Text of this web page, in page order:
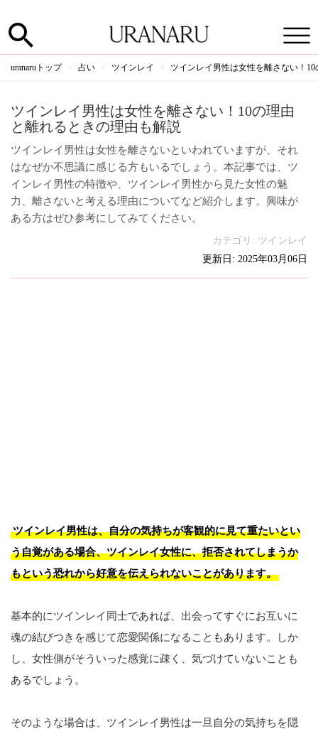
uranaruトップ 占い ツインレイ ツインレイ男性は女性を離さない！
ツインレイ男性は女性を離さない！10の理由
と離れるときの理由も解説
ツインレイ男性は女性を離さないといわれていますが、それ
はなぜか不思議に感じる方もいるでしょう。本記事では、ツ
インレイ男性の特徴や、ツインレイ男性から見た女性の魅
力、離さないと考える理由についてなど紹介します。興味が
ある方はぜひ参考にしてみてください。
カテゴリ: ツインレイ
更新日: 2025年03月06日
ツインレイ男性は、自分の気持ちが客観的に見て重たいとい
う自覚がある場合、ツインレイ女性に、拒否されてしまうか
もという恐れから好意を伝えられないことがあります。
基本的にツインレイ同士であれば、出会ってすぐにお互いに
魂の結びつきを感じて恋愛関係になることもあります。しか
し、女性側がそういった感覚に疎く、気づけていないことも
あるでしょう。
そのような場合は、ツインレイ男性は一旦自分の気持ちを隠